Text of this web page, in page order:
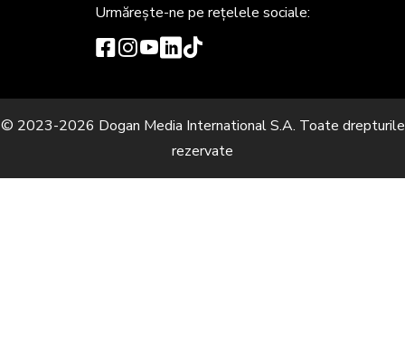
Urmărește-ne pe rețelele sociale:
© 2023-2026 Dogan Media International S.A. Toate drepturile
rezervate